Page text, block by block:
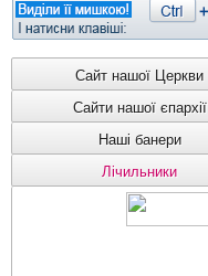
Сайт нашої Церкви
Сайти нашої єпархії
Наші банери
Лічильники